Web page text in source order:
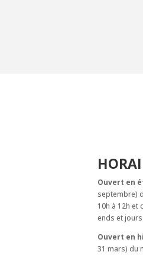
Ouvert en
septembre)
10h à 12h et
ends et
Ouvert en
31 mars) du